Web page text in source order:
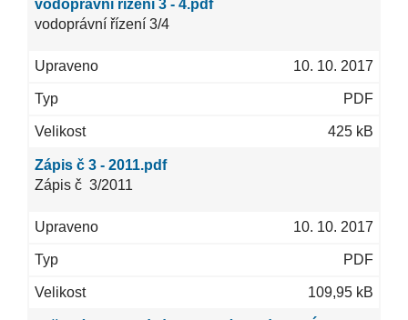
vodoprávní řízení 3 - 4.pdf
vodoprávní řízení 3/4
10. 10. 2017
PDF
425 kB
Zápis č 3 - 2011.pdf
Zápis č 3/2011
10. 10. 2017
PDF
109,95 kB